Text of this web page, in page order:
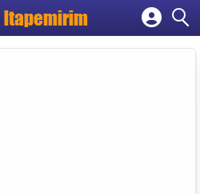
Itapemirim
Cadastrar empresa